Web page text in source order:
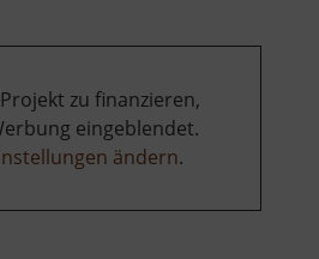
zu finanzieren,
eingeblendet.
ändern.